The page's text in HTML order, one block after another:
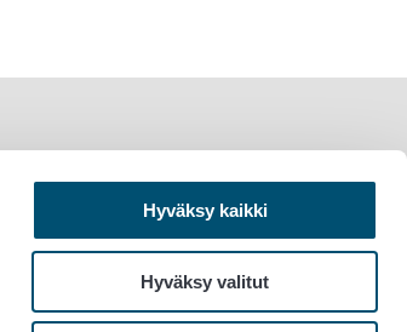
Hyväksy kaikki
Hyväksy valitut